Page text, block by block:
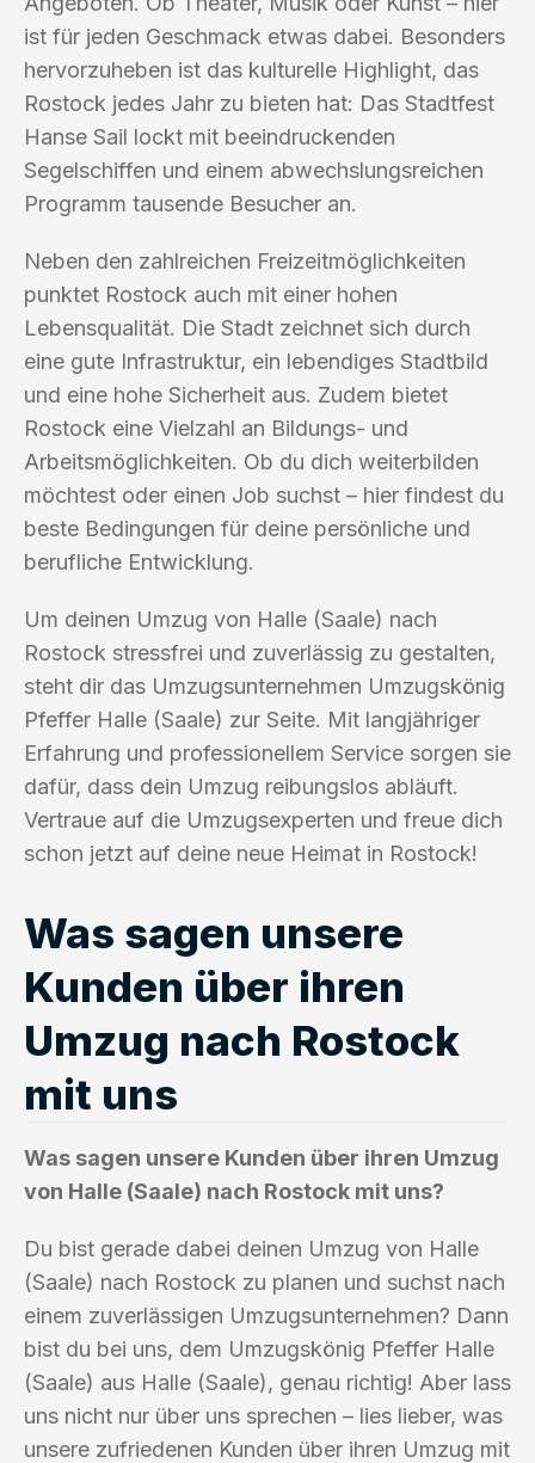
ist für jeden Geschmack etwas dabei. Besonders
hervorzuheben ist das kulturelle Highlight, das
Rostock jedes Jahr zu bieten hat: Das Stadtfest
Hanse Sail lockt mit beeindruckenden
Segelschiffen und einem abwechslungsreichen
Programm tausende Besucher an.
Neben den zahlreichen Freizeitmöglichkeiten
punktet Rostock auch mit einer hohen
Lebensqualität. Die Stadt zeichnet sich durch
eine gute Infrastruktur, ein lebendiges Stadtbild
und eine hohe Sicherheit aus. Zudem bietet
Rostock eine Vielzahl an Bildungs- und
Arbeitsmöglichkeiten. Ob du dich weiterbilden
möchtest oder einen Job suchst – hier findest du
beste Bedingungen für deine persönliche und
berufliche Entwicklung.
Um deinen Umzug von Halle (Saale) nach
Rostock stressfrei und zuverlässig zu gestalten,
steht dir das Umzugsunternehmen Umzugskönig
Pfeffer Halle (Saale) zur Seite. Mit langjähriger
Erfahrung und professionellem Service sorgen sie
dafür, dass dein Umzug reibungslos abläuft.
Vertraue auf die Umzugsexperten und freue dich
schon jetzt auf deine neue Heimat in Rostock!
Was sagen unsere
Kunden über ihren
Umzug nach Rostock
mit uns
Was sagen unsere Kunden über ihren Umzug
von Halle (Saale) nach Rostock mit uns?
Du bist gerade dabei deinen Umzug von Halle
(Saale) nach Rostock zu planen und suchst nach
einem zuverlässigen Umzugsunternehmen? Dann
bist du bei uns, dem Umzugskönig Pfeffer Halle
(Saale) aus Halle (Saale), genau richtig! Aber lass
uns nicht nur über uns sprechen – lies lieber, was
unsere zufriedenen Kunden über ihren Umzug mit